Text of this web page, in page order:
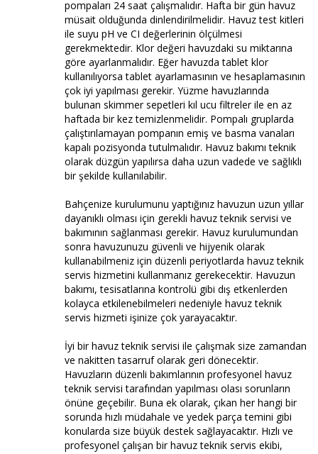
pompaları 24 saat çalışmalıdır. Hafta bir gün havuz
müsait olduğunda dinlendirilmelidir. Havuz test kitleri
ile suyu pH ve CI değerlerinin ölçülmesi
gerekmektedir. Klor değeri havuzdaki su miktarına
göre ayarlanmalıdır. Eğer havuzda tablet klor
kullanılıyorsa tablet ayarlamasının ve hesaplamasının
çok iyi yapılması gerekir. Yüzme havuzlarında
bulunan skimmer sepetleri kıl ucu filtreler ile en az
haftada bir kez temizlenmelidir. Pompalı gruplarda
çalıştırılamayan pompanın emiş ve basma vanaları
kapalı pozisyonda tutulmalıdır. Havuz bakımı teknik
olarak düzgün yapılırsa daha uzun vadede ve sağlıklı
bir şekilde kullanılabilir.
Bahçenize kurulumunu yaptığınız havuzun uzun yıllar
dayanıklı olması için gerekli havuz teknik servisi ve
bakımının sağlanması gerekir. Havuz kurulumundan
sonra havuzunuzu güvenli ve hijyenik olarak
kullanabilmeniz için düzenli periyotlarda havuz teknik
servis hizmetini kullanmanız gerekecektir. Havuzun
bakımı, tesisatlarına kontrolü gibi dış etkenlerden
kolayca etkilenebilmeleri nedeniyle havuz teknik
servis hizmeti işinize çok yarayacaktır.
İyi bir havuz teknik servisi ile çalışmak size zamandan
ve nakitten tasarruf olarak geri dönecektir.
Havuzların düzenli bakımlarının profesyonel havuz
teknik servisi tarafından yapılması olası sorunların
önüne geçebilir. Buna ek olarak, çıkan her hangi bir
sorunda hızlı müdahale ve yedek parça temini gibi
konularda size büyük destek sağlayacaktır. Hızlı ve
profesyonel çalışan bir havuz teknik servis ekibi,